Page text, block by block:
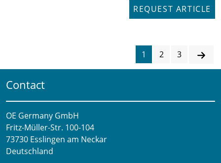
REQUEST ARTICLE
1 2 3
Contact
OE Germany GmbH
Fritz-Müller-Str. 100-104​
73730 Esslingen am Neckar​
Deutschland